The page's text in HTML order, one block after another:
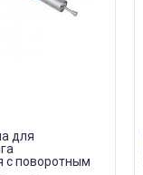
для
с поворотным